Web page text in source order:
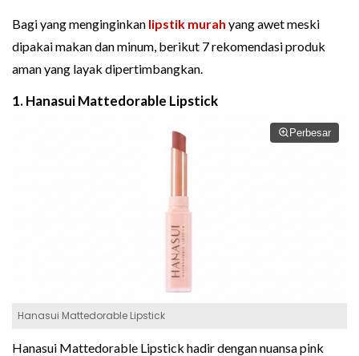
Bagi yang menginginkan lipstik murah yang awet meski
dipakai makan dan minum, berikut 7 rekomendasi produk
aman yang layak dipertimbangkan.
1. Hanasui Mattedorable Lipstick
Perbesar
Hanasui Mattedorable Lipstick
Hanasui Mattedorable Lipstick hadir dengan nuansa pink